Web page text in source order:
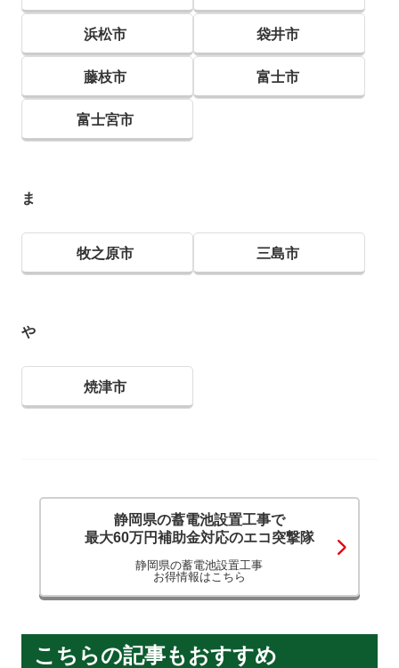
浜松市 袋井市
藤枝市 富士市
富士宮市
ま
牧之原市 三島市
や
焼津市
静岡県の蓄電池設置工事で
最大60万円補助金対応のエコ突撃隊
静岡県の蓄電池設置工事
お得情報はこちら
こちらの記事もおすすめ